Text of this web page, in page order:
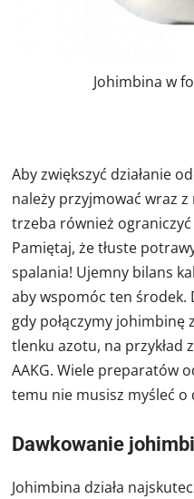
Johimbina w
Aby zwiększyć działanie
należy przyjmować wraz
trzeba również
Pamiętaj, że tłuste
spalania! Ujemny bilans
aby wspomóc ten środek.
gdy połączymy
tlenku azotu, na przykład
AAKG. Wiele preparatów
temu nie musisz myśleć
Dawkowanie
Johimbina działa